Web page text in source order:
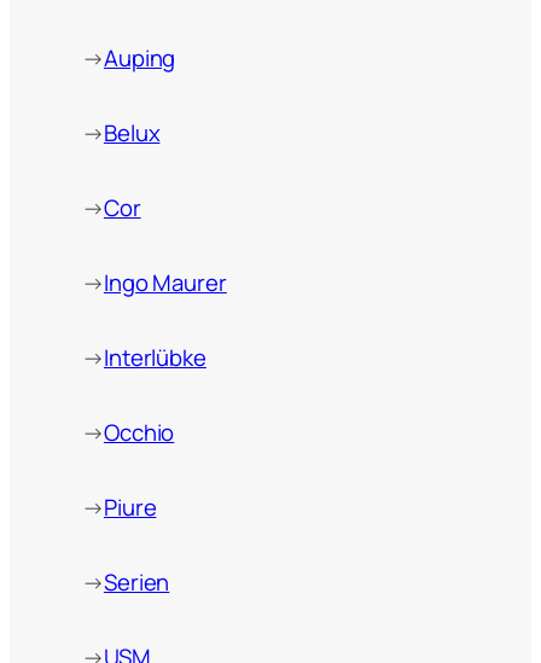
→Auping
→Belux
→Cor
→Ingo Maurer
→Interlübke
→Occhio
→Piure
→Serien
→